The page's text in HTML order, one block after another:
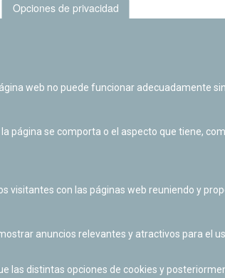
Opciones de privacidad
web no puede funcionar adecuadamente
se comporta o el aspecto que tiene,
visitantes con las páginas web reuniendo y
anuncios relevantes y atractivos para el
las distintas opciones de cookies y